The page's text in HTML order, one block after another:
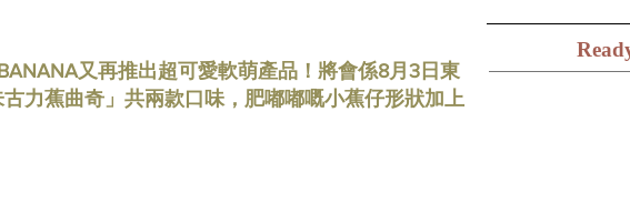
本 潮遊石川 潮遊佐賀 日本飲食情報 生活
又再推出超可愛軟萌產品！將會係8月3日東
力蕉曲奇」共兩款口味，肥嘟嘟嘅小蕉仔形狀加上